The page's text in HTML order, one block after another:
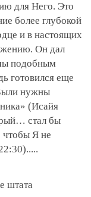
для Него. Это
более глубокой
и в настоящих
Он дал
подобным
готовился еще
нужны
(Исайя
стал бы
Я не
штата